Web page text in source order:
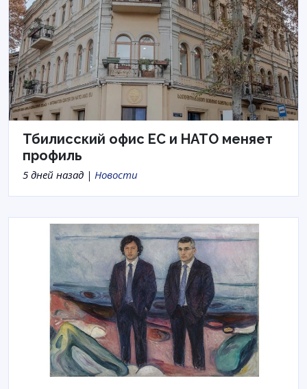
Тбилисский офис ЕС и НАТО меняет
профиль
5 дней назад | Новости